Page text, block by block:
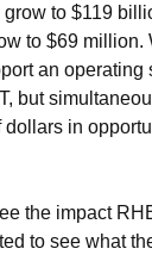
to $119
to $69 million.
an operating
but
in
the impact
to see what